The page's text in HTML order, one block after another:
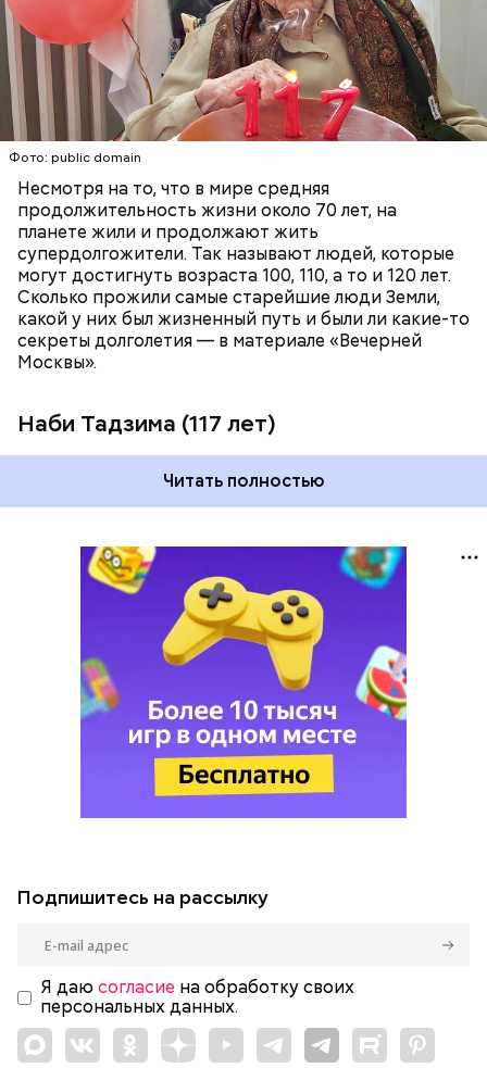
Фото: public domain
Несмотря на то, что в мире средняя
продолжительность жизни около 70 лет, на
планете жили и продолжают жить
супердолгожители. Так называют людей, которые
могут достигнуть возраста 100, 110, а то и 120 лет.
Сколько прожили самые старейшие люди Земли,
какой у них был жизненный путь и были ли какие-то
секреты долголетия — в материале «Вечерней
Москвы».
Наби Тадзима (117 лет)
Фото: public domain
родственников, но в поле она продолжала
работать аж до 80 лет.
Читать полностью
ПЕНСИОНЕРЫ
ПОЖИЛЫЕ ЛЮДИ
РЕКОРДЫ
Подпишитесь на рассылку
Я даю согласие на обработку своих
персональных данных.